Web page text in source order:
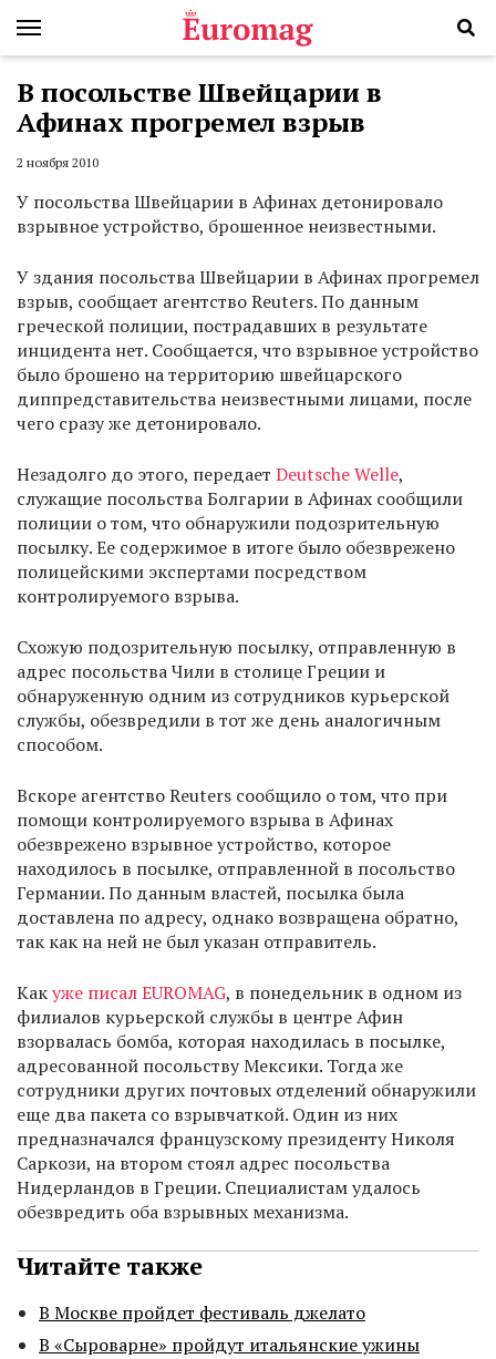
В посольстве Швейцарии в
Афинах прогремел взрыв
2 ноября 2010
У посольства Швейцарии в Афинах детонировало
взрывное устройство, брошенное неизвестными.
У здания посольства Швейцарии в Афинах прогремел
взрыв, сообщает агентство Reuters. По данным
греческой полиции, пострадавших в результате
инцидента нет. Сообщается, что взрывное устройство
было брошено на территорию швейцарского
диппредставительства неизвестными лицами, после
чего сразу же детонировало.
Незадолго до этого, передает Deutsche Welle,
служащие посольства Болгарии в Афинах сообщили
полиции о том, что обнаружили подозрительную
посылку. Ее содержимое в итоге было обезврежено
полицейскими экспертами посредством
контролируемого взрыва.
Схожую подозрительную посылку, отправленную в
адрес посольства Чили в столице Греции и
обнаруженную одним из сотрудников курьерской
службы, обезвредили в тот же день аналогичным
способом.
Вскоре агентство Reuters сообщило о том, что при
помощи контролируемого взрыва в Афинах
обезврежено взрывное устройство, которое
находилось в посылке, отправленной в посольство
Германии. По данным властей, посылка была
доставлена по адресу, однако возвращена обратно,
так как на ней не был указан отправитель.
Какуже писал EUROMAG, в понедельник в одном из
филиалов курьерской службы в центре Афин
взорвалась бомба, которая находилась в посылке,
адресованной посольству Мексики. Тогда же
сотрудники других почтовых отделений обнаружили
еще два пакета со взрывчаткой. Один из них
предназначался французскому президенту Николя
Саркози, на втором стоял адрес посольства
Нидерландов в Греции. Специалистам удалось
обезвредить оба взрывных механизма.
Читайте также
В Москве пройдет фестиваль джелато
В «Сыроварне» пройдут итальянские ужины